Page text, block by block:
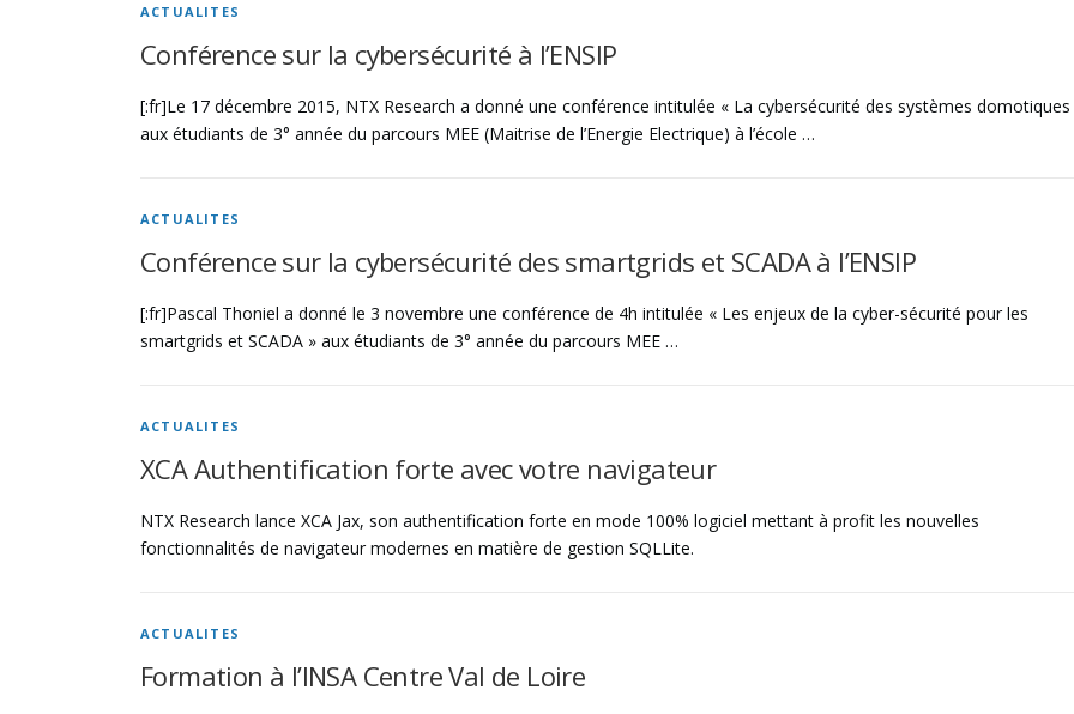
ACTUALITES
Conférence sur la cybersécurité à l’ENSIP
[:fr]Le 17 décembre 2015, NTX Research a donné une conférence intitulée « La cybersécurité des systèmes domotiques
aux étudiants de 3° année du parcours MEE (Maitrise de l’Energie Electrique) à l’école …
ACTUALITES
Conférence sur la cybersécurité des smartgrids et SCADA à l’ENSIP
[:fr]Pascal Thoniel a donné le 3 novembre une conférence de 4h intitulée « Les enjeux de la cyber-sécurité pour les
smartgrids et SCADA » aux étudiants de 3° année du parcours MEE …
ACTUALITES
XCA Authentification forte avec votre navigateur
NTX Research lance XCA Jax, son authentification forte en mode 100% logiciel mettant à profit les nouvelles
fonctionnalités de navigateur modernes en matière de gestion SQLLite.
ACTUALITES
Formation à l’INSA Centre Val de Loire